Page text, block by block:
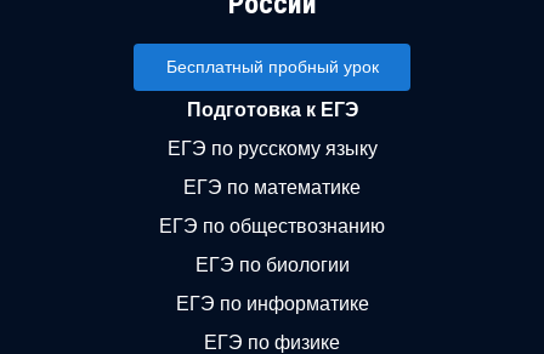
Бесплатный пробный урок
Подготовка к ЕГЭ
ЕГЭ по русскому языку
ЕГЭ по математике
ЕГЭ по обществознанию
ЕГЭ по биологии
ЕГЭ по информатике
ЕГЭ по физике